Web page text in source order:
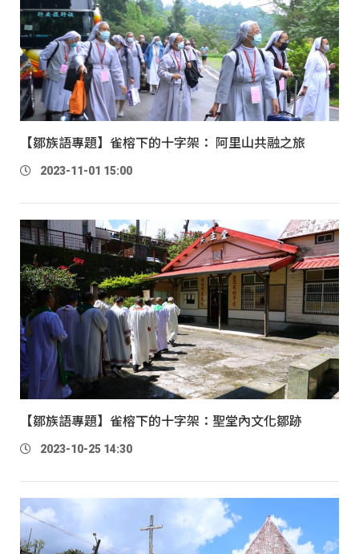
【鄒族語專題】雀榕下的十字架： 阿里山共融之旅
2023-11-01 15:00
【鄒族語專題】雀榕下的十字架：聖堂內文化鄒跡
2023-10-25 14:30